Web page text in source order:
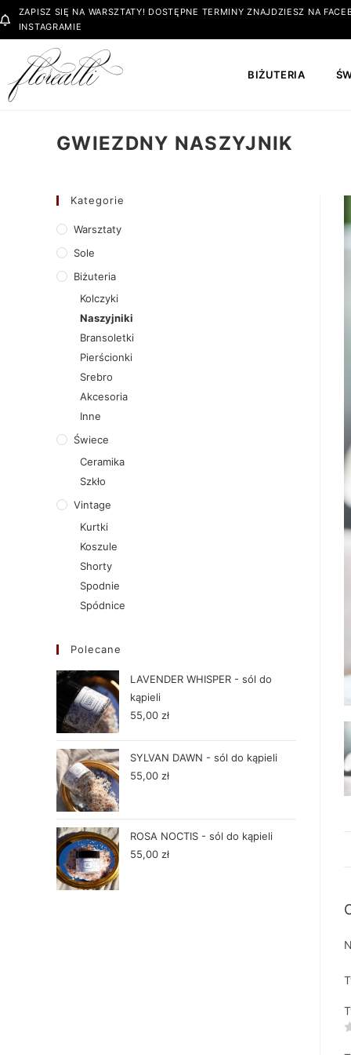
ZAPISZ SIĘ NA WARSZTATY! DOSTĘPNE TERMINY ZNAJDZIESZ NA
INSTAGRAMIE
BIŻUTERIA
GWIEZDNY NASZYJNIK
Kategorie
Warsztaty
Sole
Biżuteria
Kolczyki
Naszyjniki
Bransoletki
Pierścionki
Srebro
Akcesoria
Inne
Świece
Ceramika
Szkło
Vintage
Kurtki
Koszule
Shorty
Spodnie
Spódnice
Polecane
LAVENDER WHISPER - sól do
kąpieli
55,00 zł
SYLVAN DAWN - sól do kąpieli
55,00 zł
ROSA NOCTIS - sól do kąpieli
55,00 zł